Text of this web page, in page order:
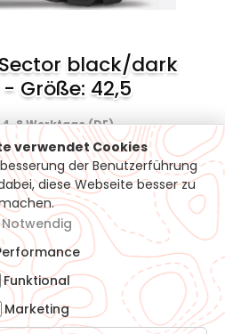
black/dark
Größe: 42,5
8 Werktage (DE)
€
zzgl.Versandkosten
ARTIKEL
verwendet Cookies
der Benutzerführung
diese Webseite besser zu
Notwendig
Funktional
Marketing